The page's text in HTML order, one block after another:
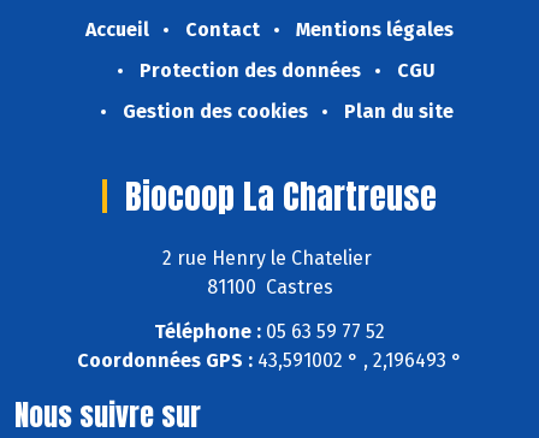
Accueil Contact
Mentions légales
Protection des données
CGU
Gestion des cookies
Plan du site
Biocoop La Chartreuse
2 rue Henry le Chatelier
81100 Castres
Téléphone : 05 63 59 77 52
Coordonnées GPS : 43,591002 ° , 2,196493 °
Nous suivre sur